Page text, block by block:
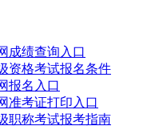
成绩查询入口
资格考试报名条件
报名入口
准考证打印入口
职称考试报考指南